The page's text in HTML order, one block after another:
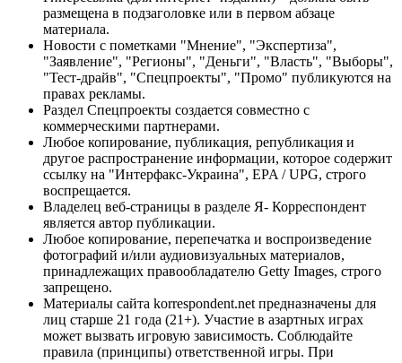
размещена в подзаголовке или в первом абзаце
материала.
Новости с пометками "Мнение", "Экспертиза",
"Заявление", "Регионы", "Деньги", "Власть", "Выборы",
"Тест-драйв", "Спецпроекты", "Промо" публикуются на
правах рекламы.
Раздел Спецпроекты создается совместно с
коммерческими партнерами.
Любое копирование, публикация, републикация и
другое распространение информации, которое содержит
ссылку на "Интерфакс-Украина", EPA / UPG, строго
воспрещается.
Владелец веб-страницы в разделе Я- Корреспондент
является автор публикации.
Любое копирование, перепечатка и воспроизведение
фотографий и/или аудиовизуальных материалов,
принадлежащих правообладателю Getty Images, строго
запрещено.
Материалы сайта korrespondent.net предназначены для
лиц старше 21 года (21+). Участие в азартных играх
может вызвать игровую зависимость. Соблюдайте
правила (принципы) ответственной игры. При